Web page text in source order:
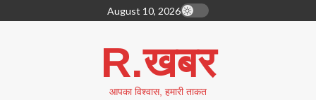
to
August 10, 2026
R.खबर
आपका विश्वास, हमारी ताकत